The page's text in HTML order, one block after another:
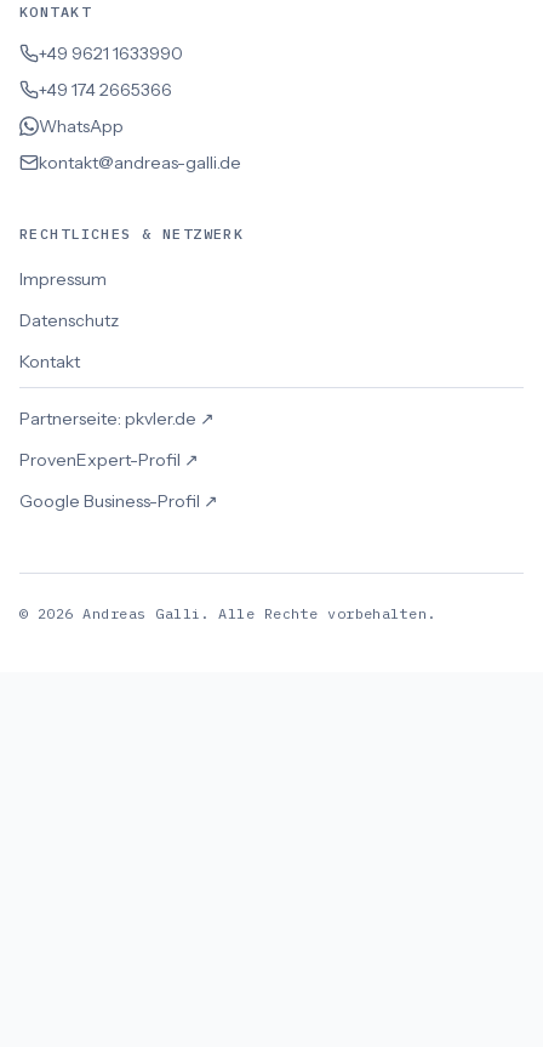
KONTAKT
+49 9621 1633990
+49 174 2665366
WhatsApp
kontakt@andreas-galli.de
RECHTLICHES & NETZWERK
Impressum
Datenschutz
Kontakt
Partnerseite: pkvler.de ↗
ProvenExpert-Profil ↗
Google Business-Profil ↗
© 2026 Andreas Galli. Alle Rechte vorbehalten.